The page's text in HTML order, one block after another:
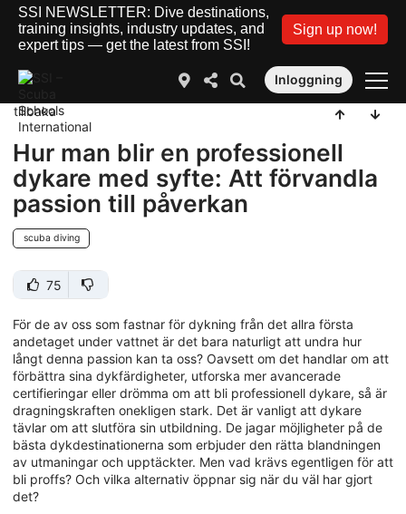
SSI NEWSLETTER: Dive destinations,
training insights, industry updates, and
expert tips — get the latest from SSI!
Sign up now!
Inloggning
tillbaka
Hur man blir en professionell
dykare med syfte: Att förvandla
passion till påverkan
scuba diving
75
För de av oss som fastnar för dykning från det allra första
andetaget under vattnet är det bara naturligt att undra hur
långt denna passion kan ta oss? Oavsett om det handlar om att
förbättra sina dykfärdigheter, utforska mer avancerade
certifieringar eller drömma om att bli professionell dykare, så är
dragningskraften onekligen stark. Det är vanligt att dykare
tävlar om att slutföra sin utbildning. De jagar möjligheter på de
bästa dykdestinationerna som erbjuder den rätta blandningen
av utmaningar och upptäckter. Men vad krävs egentligen för att
bli proffs? Och vilka alternativ öppnar sig när du väl har gjort
det?